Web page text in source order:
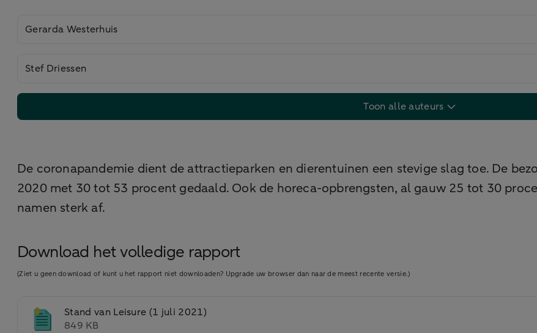
Gerarda Westerhuis
Stef Driessen
Toon alle auteurs
De coronapandemie dient de attractieparken en dierentuinen een stevige slag toe. De
2020 met 30 tot 53 procent gedaald. Ook de horeca-opbrengsten, al gauw 25 tot 30
namen sterk af.
Download het volledige rapport
(Ziet u geen download of kunt u het rapport niet downloaden? Upgrade uw browser dan naar de meest recente versie.)
Stand van Leisure (1 juli 2021)
849 KB